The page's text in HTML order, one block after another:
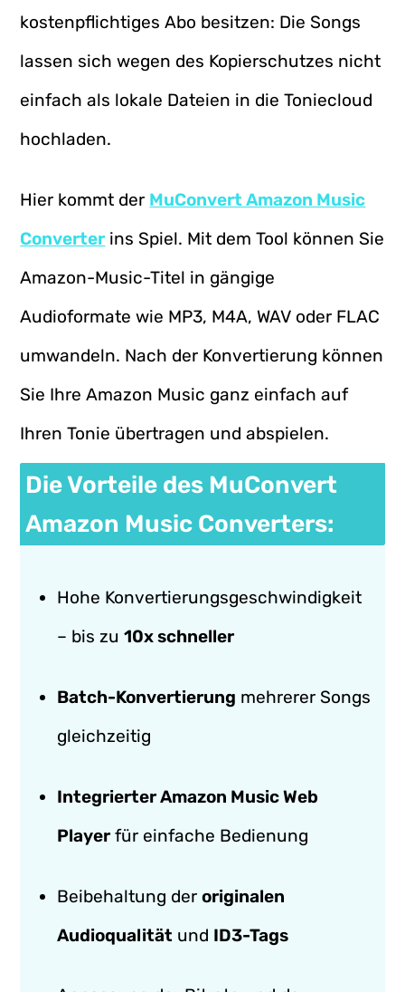
kostenpflichtiges Abo besitzen: Die Songs
lassen sich wegen des Kopierschutzes nicht
einfach als lokale Dateien in die Toniecloud
hochladen.
Hier kommt der MuConvert Amazon Music
Converter ins Spiel. Mit dem Tool können Sie
Amazon-Music-Titel in gängige
Audioformate wie MP3, M4A, WAV oder FLAC
umwandeln. Nach der Konvertierung können
Sie Ihre Amazon Music ganz einfach auf
Ihren Tonie übertragen und abspielen.
Die Vorteile des MuConvert
Amazon Music Converters:
Hohe Konvertierungsgeschwindigkeit
– bis zu10x schneller
Batch-Konvertierung mehrerer Songs
gleichzeitig
Integrierter Amazon Music Web
Player für einfache Bedienung
Beibehaltung deroriginalen
Audioqualität und ID3-Tags